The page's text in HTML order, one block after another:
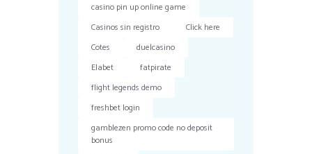
casino pin up online game
Casinos sin registro
Click here
Cotes
duelcasino
Elabet
fatpirate
flight legends demo
freshbet login
gamblezen promo code no deposit
bonus